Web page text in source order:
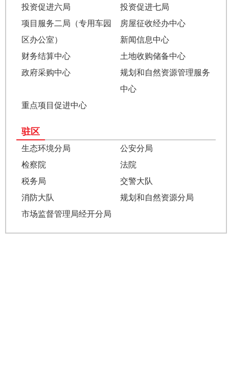
投资促进六局
投资促进七局
项目服务二局（专用车园
区办公室）
房屋征收经办中心
新闻信息中心
财务结算中心
土地收购储备中心
政府采购中心
规划和自然资源管理服务
中心
重点项目促进中心
驻区
生态环境分局
公安分局
检察院
法院
税务局
交警大队
消防大队
规划和自然资源分局
市场监督管理局经开分局